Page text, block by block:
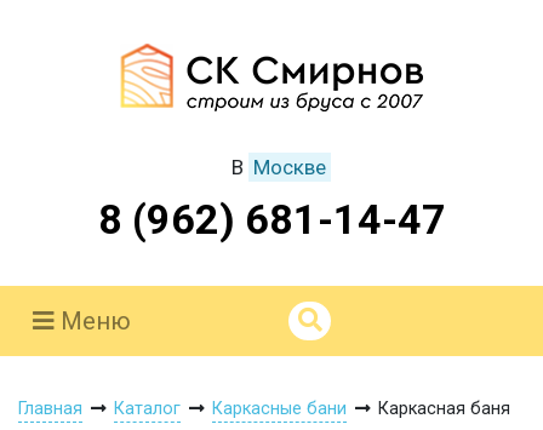
В Москве
8 (962) 681-14-47
Меню
Главная Каталог Каркасные бани
Каркасная баня